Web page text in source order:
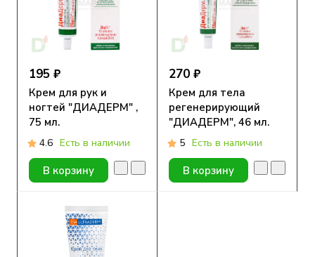
195 ₽
Крем для рук и
ногтей "ДИАДЕРМ" ,
75 мл.
4.6 Есть в наличии
В корзину
270 ₽
Крем для тела
регенерирующий
"ДИАДЕРМ", 46 мл.
5 Есть в наличии
В корзину